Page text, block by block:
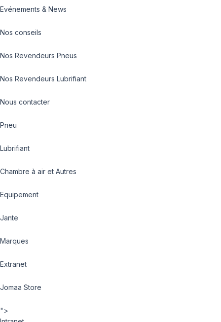
Evénements & News
Nos conseils
Nos Revendeurs Pneus
Nos Revendeurs Lubrifiant
Nous contacter
Pneu
Lubrifiant
Chambre à air et Autres
Equipement
Jante
Marques
Extranet
Jomaa Store
">